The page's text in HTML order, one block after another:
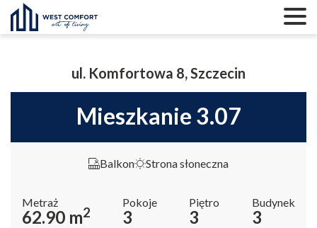
mieszkanie 3.07
ul. Komfortowa 8, Szczecin
Balkon Strona słoneczna
Metraż
62.90 m2
Pokoje
3
Piętro
3
Budynek
3